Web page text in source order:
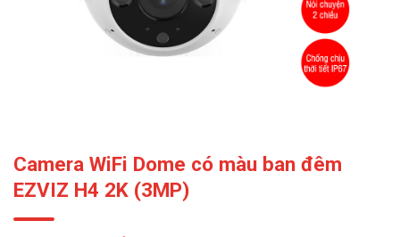
Camera WiFi Dome có màu ban đêm
EZVIZ H4 2K (3MP)